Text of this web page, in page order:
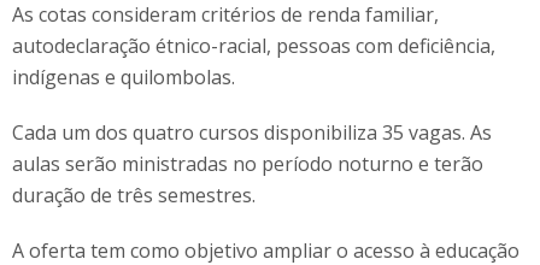
As cotas consideram critérios de renda familiar,
autodeclaração étnico-racial, pessoas com deficiência,
indígenas e quilombolas.
Cada um dos quatro cursos disponibiliza 35 vagas. As
aulas serão ministradas no período noturno e terão
duração de três semestres.
A oferta tem como objetivo ampliar o acesso à educação